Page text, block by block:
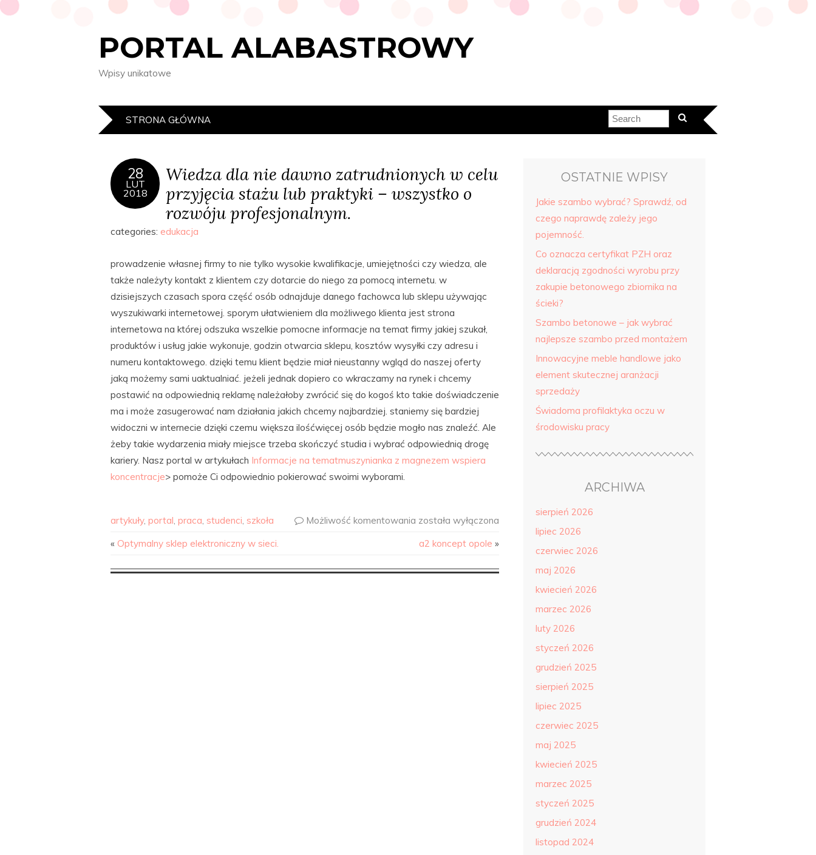
PORTAL ALABASTROWY
Wpisy unikatowe
STRONA GŁÓWNA
28
LUT
2018
Wiedza dla nie dawno zatrudnionych w celu
przyjęcia stażu lub praktyki – wszystko o
rozwóju profesjonalnym.
categories: edukacja
prowadzenie własnej firmy to nie tylko wysokie kwalifikacje, umiejętności czy wiedza, ale
także należyty kontakt z klientem czy dotarcie do niego za pomocą internetu. w
dzisiejszych czasach spora część osób odnajduje danego fachowca lub sklepu używając
wyszukiwarki internetowej. sporym ułatwieniem dla możliwego klienta jest strona
internetowa na której odszuka wszelkie pomocne informacje na temat firmy jakiej szukał,
produktów i usług jakie wykonuje, godzin otwarcia sklepu, kosztów wysyłki czy adresu i
numeru kontaktowego. dzięki temu klient będzie miał nieustanny wgląd do naszej oferty
jaką możemy sami uaktualniać. jeżeli jednak dopiero co wkraczamy na rynek i chcemy
postawić na odpowiednią reklamę należałoby zwrócić się do kogoś kto takie doświadczenie
ma i może zasugerować nam działania jakich chcemy najbardziej. staniemy się bardziej
widoczni w internecie dzięki czemu większa ilośćwięcej osób będzie mogło nas znaleźć. Ale
żeby takie wydarzenia miały miejsce trzeba skończyć studia i wybrać odpowiednią drogę
kariery. Nasz portal w artykułach Informacje na tematmuszynianka z magnezem wspiera
koncentracje> pomoże Ci odpowiednio pokierować swoimi wyborami.
artykuły, portal, praca, studenci, szkoła Możliwość komentowania została wyłączona
« Optymalny sklep elektroniczny w sieci. a2 koncept opole »
OSTATNIE WPISY
Jakie szambo wybrać? Sprawdź, od
czego naprawdę zależy jego
pojemność.
Co oznacza certyfikat PZH oraz
deklaracją zgodności wyrobu przy
zakupie betonowego zbiornika na
ścieki?
Szambo betonowe – jak wybrać
najlepsze szambo przed montażem
Innowacyjne meble handlowe jako
element skutecznej aranżacji
sprzedaży
Świadoma profilaktyka oczu w
środowisku pracy
ARCHIWA
sierpień 2026
lipiec 2026
czerwiec 2026
maj 2026
kwiecień 2026
marzec 2026
luty 2026
styczeń 2026
grudzień 2025
sierpień 2025
lipiec 2025
czerwiec 2025
maj 2025
kwiecień 2025
marzec 2025
styczeń 2025
grudzień 2024
listopad 2024